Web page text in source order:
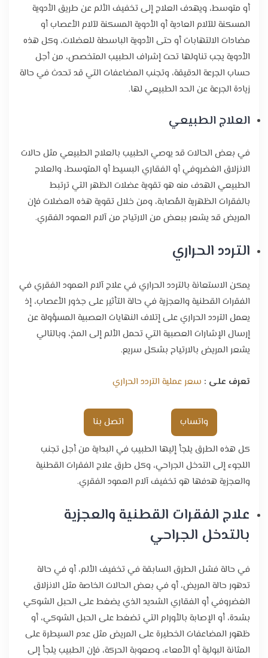
أو متوسط، ويهدف العلاج إلى تخفيف الألم عن طريق الأدوية
المسكنة للآلام العادية أو الأدوية المسكنة لآلام الأعصاب أو
مضادات الالتهابات أو حتى الأدوية الباسطة للعضلات، وكل هذه
الأدوية يجب تناولها تحت إشراف الطبيب المتخصص، من أجل
حساب الجرعة الدقيقة، وتجنب المضاعفات التي قد تحدث في حالة
زيادة الجرعة عن الحد الطبيعي لها.
العلاج الطبيعي
في بعض الحالات قد يوصي الطبيب بالعلاج الطبيعي مثل حالات
الانزلاق الغضروفي أو الفقاري البسيط أو المتوسط، والعلاج
الطبيعي الهدف منه هو تقوية عضلات الظهر التي ترتبط
بالفقرات الظهرية المُصابة، ومن خلال تقوية هذه العضلات فإن
المريض قد يشعر ببعض من الارتياح من آلام العمود الفقري.
التردد الحراري
يمكن الاستعانة بالتردد الحراري في علاج آلام العمود الفقري في
الفقرات القطنية والعجزية في حالة التأثير على جذور الأعصاب، إذ
يعمل التردد الحراري على إتلاف النهايات العصبية المسؤولة عن
إرسال الإشارات العصبية التي تحمل الألم إلى المخ، وبالتالي
يشعر المريض بالارتياح بشكل سريع.
تعرف على : سعر عملية التردد الحراري
اتصل بنا
واتساب
كل هذه الطرق يلجأ إليها الطبيب في البداية من أجل تجنب
اللجوء إلى التدخل الجراحي، وكل طرق علاج الفقرات القطنية
والعجزية هدفها هو تخفيف آلام العمود الفقري.
علاج الفقرات القطنية والعجزية
بالتدخل الجراحي
في حالة فشل الطرق السابقة في تخفيف الألم، أو في حالة
تدهور حالة المريض، أو في بعض الحالات الخاصة مثل الانزلاق
الغضروفي أو الفقاري الشديد الذي يضغط على الحبل الشوكي
بشدة، أو الإصابة بالأورام التي تضغط على الحبل الشوكي، أو
ظهور المضاعفات الخطيرة على المريض مثل عدم السيطرة على
المثانة البولية أو الأمعاء، وصعوبة الحركة، فإن الطبيب يلجأ إلى